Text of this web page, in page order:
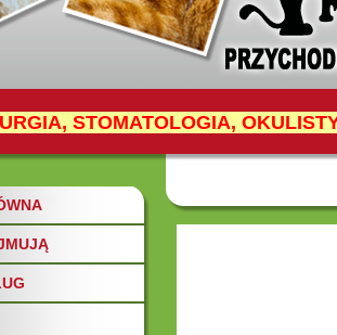
STOMATOLOGIA,